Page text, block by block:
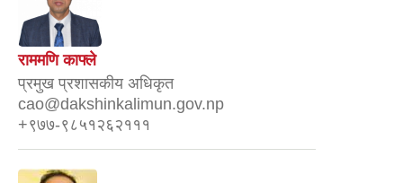
राममणि काफ्ले
प्रमुख प्रशासकीय अधिकृत
cao@dakshinkalimun.gov.np
+९७७-९८५१२६२१११